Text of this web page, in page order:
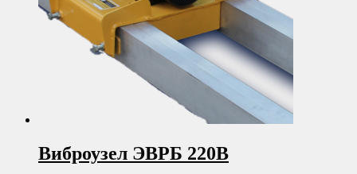
Виброузел ЭВРБ 220В